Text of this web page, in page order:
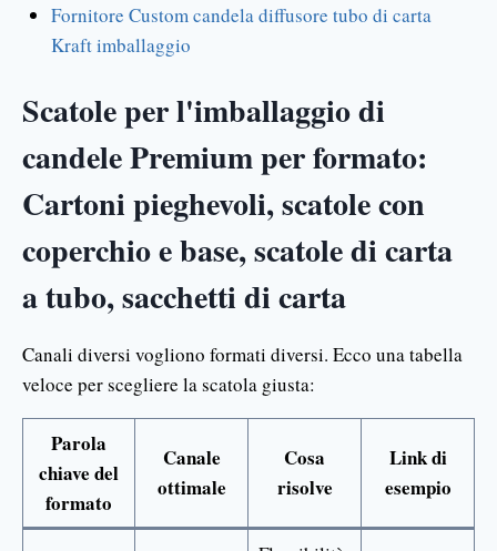
Fornitore Custom candela diffusore tubo di carta
Kraft imballaggio
Scatole per l'imballaggio di
candele Premium per formato:
Cartoni pieghevoli, scatole con
coperchio e base, scatole di carta
a tubo, sacchetti di carta
Canali diversi vogliono formati diversi. Ecco una tabella
veloce per scegliere la scatola giusta:
Parola
chiave del
formato
Canale
ottimale
Cosa
risolve
Link di
esempio